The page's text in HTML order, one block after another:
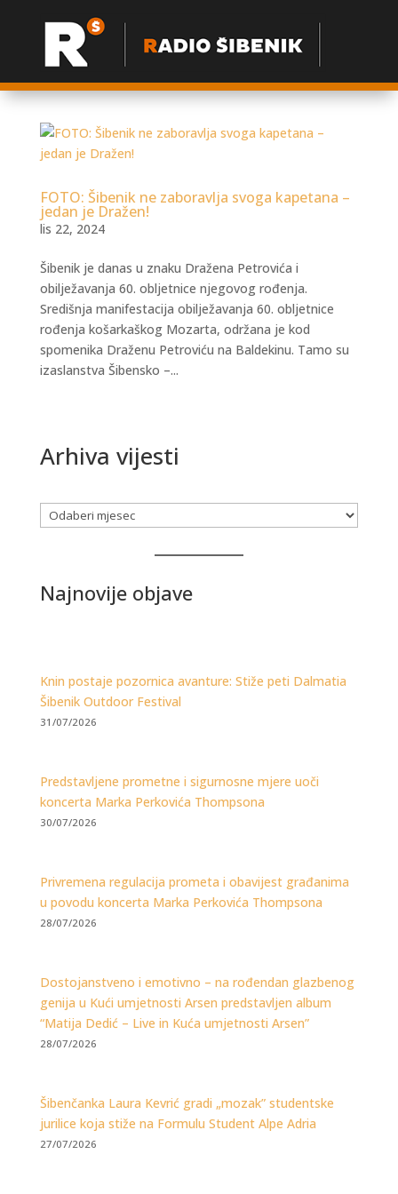
FOTO: Šibenik ne zaboravlja svoga kapetana –
jedan je Dražen!
lis 22, 2024
Šibenik je danas u znaku Dražena Petrovića i
obilježavanja 60. obljetnice njegovog rođenja.
Središnja manifestacija obilježavanja 60. obljetnice
rođenja košarkaškog Mozarta, održana je kod
spomenika Draženu Petroviću na Baldekinu. Tamo su
izaslanstva Šibensko –...
Arhiva vijesti
Arhiva
Najnovije objave
Knin postaje pozornica avanture: Stiže peti Dalmatia
Šibenik Outdoor Festival
31/07/2026
Predstavljene prometne i sigurnosne mjere uoči
koncerta Marka Perkovića Thompsona
30/07/2026
Privremena regulacija prometa i obavijest građanima
u povodu koncerta Marka Perkovića Thompsona
28/07/2026
Dostojanstveno i emotivno – na rođendan glazbenog
genija u Kući umjetnosti Arsen predstavljen album
“Matija Dedić – Live in Kuća umjetnosti Arsen”
28/07/2026
Šibenčanka Laura Kevrić gradi „mozak” studentske
jurilice koja stiže na Formulu Student Alpe Adria
27/07/2026